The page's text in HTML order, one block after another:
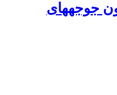
جوجه‏های